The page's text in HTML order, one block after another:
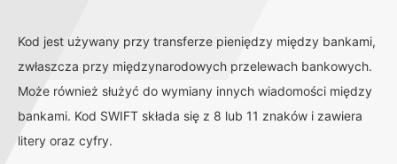
Kod jest używany przy transferze pieniędzy między bankami,
zwłaszcza przy międzynarodowych przelewach bankowych.
Może również służyć do wymiany innych wiadomości między
bankami. Kod SWIFT składa się z 8 lub 11 znaków i zawiera
litery oraz cyfry.